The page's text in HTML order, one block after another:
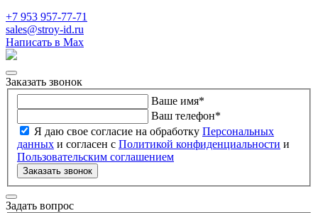
+7 953 957-77-71
sales@stroy-id.ru
Написать в Max
Заказать звонок
Ваше имя*
Ваш телефон*
Я даю свое согласие на обработку Персональных
данных и согласен с Политикой конфиденциальности и
Пользовательским соглашением
Заказать звонок
Задать вопрос